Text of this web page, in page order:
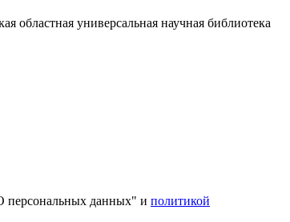
областная универсальная научная библиотека
персональных данных" и политикой